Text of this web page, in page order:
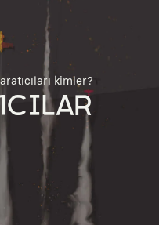
kimler?